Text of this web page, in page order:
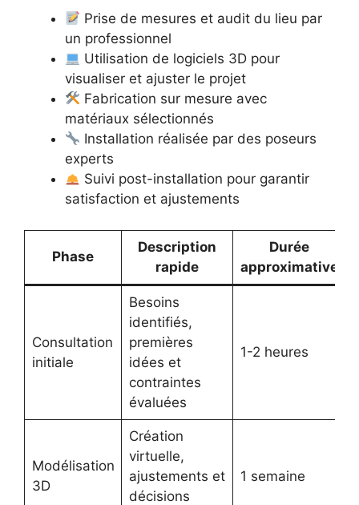
Prise de mesures et audit du lieu par
un professionnel
Utilisation de logiciels 3D pour
visualiser et ajuster le projet
Fabrication sur mesure avec
matériaux sélectionnés
Installation réalisée par des poseurs
experts
Suivi post-installation pour garantir
satisfaction et ajustements
Phase
Description
rapide
Durée
approximative
Consultation
initiale
Besoins
identifiés,
premières
idées et
contraintes
évaluées
1-2 heures
Modélisation
3D
Création
virtuelle,
ajustements et
décisions
1 semaine